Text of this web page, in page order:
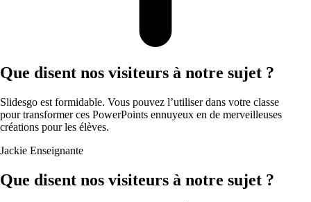
Que disent nos visiteurs à notre sujet ?
Slidesgo est formidable. Vous pouvez l’utiliser dans votre classe
pour transformer ces PowerPoints ennuyeux en de merveilleuses
créations pour les élèves.
Jackie Enseignante
Que disent nos visiteurs à notre sujet ?